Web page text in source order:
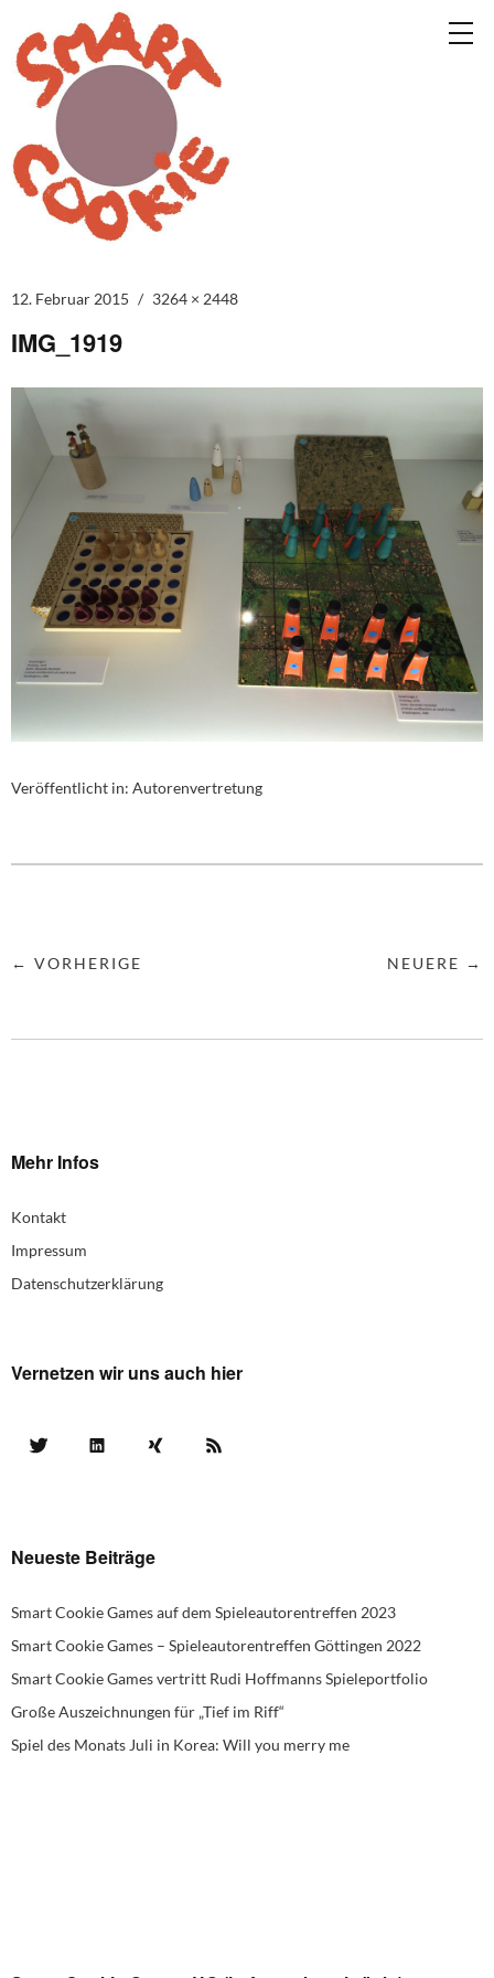
12. Februar 2015 3264 × 2448
IMG_1919
Veröffentlicht in: Autorenvertretung
← VORHERIGE NEUERE →
Mehr Infos
Kontakt
Impressum
Datenschutzerklärung
Vernetzen wir uns auch hier
Neueste Beiträge
Smart Cookie Games auf dem Spieleautorentreffen 2023
Smart Cookie Games – Spieleautorentreffen Göttingen 2022
Smart Cookie Games vertritt Rudi Hoffmanns Spieleportfolio
Große Auszeichnungen für „Tief im Riff“
Spiel des Monats Juli in Korea: Will you merry me